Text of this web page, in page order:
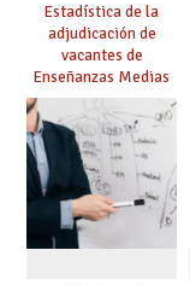
Estadística de la
adjudicación de
vacantes de
Enseñanzas Medias
para el curso 26/27